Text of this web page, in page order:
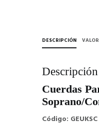
DESCRIPCIÓN
Descripción
Cuerdas
Soprano/
Código: GEUKSC